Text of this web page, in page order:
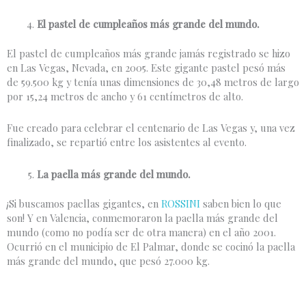
El pastel de cumpleaños más grande del mundo.
El pastel de cumpleaños más grande jamás registrado se hizo
en Las Vegas, Nevada, en 2005. Este gigante pastel pesó más
de 59.500 kg y tenía unas dimensiones de 30,48 metros de largo
por 15,24 metros de ancho y 61 centímetros de alto.
Fue creado para celebrar el centenario de Las Vegas y, una vez
finalizado, se repartió entre los asistentes al evento.
La paella más grande del mundo.
¡Si buscamos paellas gigantes, en ROSSINI saben bien lo que
son! Y en Valencia, conmemoraron la paella más grande del
mundo (como no podía ser de otra manera) en el año 2001.
Ocurrió en el municipio de El Palmar, donde se cocinó la paella
más grande del mundo, que pesó 27.000 kg.